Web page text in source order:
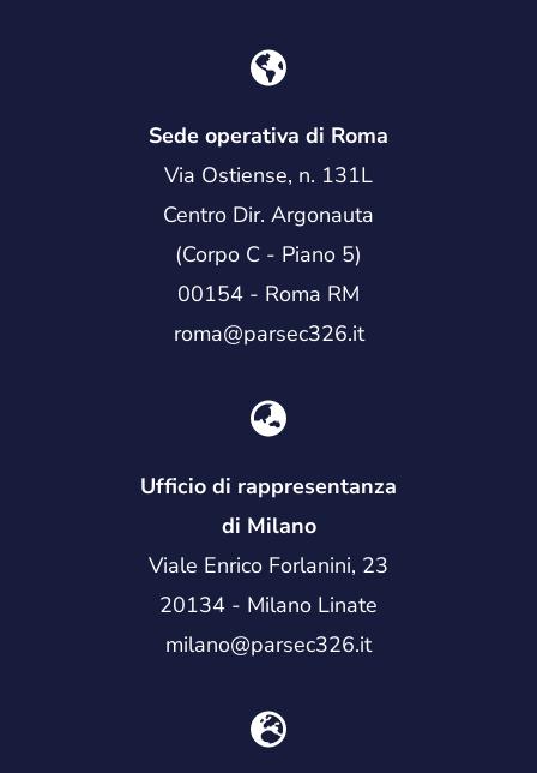
Sede operativa di Roma
Via Ostiense, n. 131L
Centro Dir. Argonauta
(Corpo C - Piano 5)
00154 - Roma RM
roma@parsec326.it
Ufficio di rappresentanza
di Milano
Viale Enrico Forlanini, 23
20134 - Milano Linate
milano@parsec326.it